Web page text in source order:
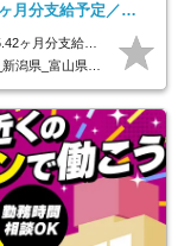
月分支給予定／残
／年休119日+有給
ります ※勤務地・学歴で異なり、ご経験・能力等をふまえた金額を加算します ※残業代は別途全額支給します ※当社規程に基づき決定します ※試用期間あり（3ヶ月／待遇に変更はありません） ※基本給以外の諸手当として扶養・職務・時間外・通勤手当等を支給します ※京阪神地区以外の勤務地の場合 月給（大卒）23万0,706円～／月給（高卒）21万2,541円～となります
庫県_京都府_滋賀県_奈良県_和歌山県_広島県_岡山県_鳥取県_島根県_山口県_福岡県